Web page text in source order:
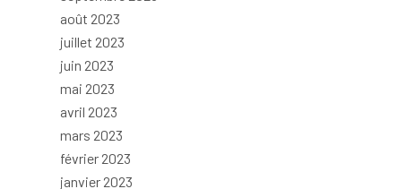
août 2023
juillet 2023
juin 2023
mai 2023
avril 2023
mars 2023
février 2023
janvier 2023